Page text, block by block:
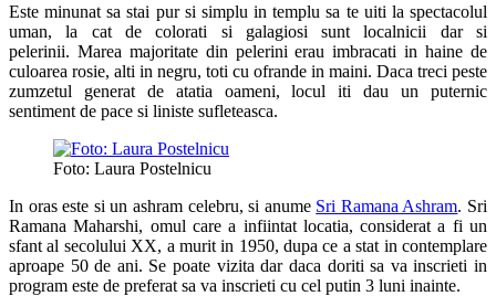
Este minunat sa stai pur si simplu in templu sa te uiti la spectacolul
uman, la cat de colorati si galagiosi sunt localnicii dar si
pelerinii. Marea majoritate din pelerini erau imbracati in haine de
culoarea rosie, alti in negru, toti cu ofrande in maini. Daca treci peste
zumzetul generat de atatia oameni, locul iti dau un puternic
sentiment de pace si liniste sufleteasca.
Foto: Laura Postelnicu
In oras este si un ashram celebru, si anume Sri Ramana Ashram. Sri
Ramana Maharshi, omul care a infiintat locatia, considerat a fi un
sfant al secolului XX, a murit in 1950, dupa ce a stat in contemplare
aproape 50 de ani. Se poate vizita dar daca doriti sa va inscrieti in
program este de preferat sa va inscrieti cu cel putin 3 luni inainte.